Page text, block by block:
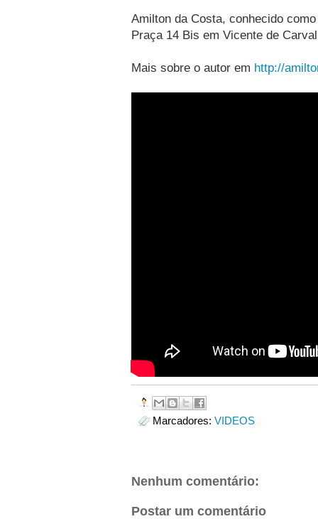
Amilton da Costa, conhecido
Praça 14 Bis em Vicente de
Mais sobre o autor em http://
Marcadores: VIDEOS
Nenhum comentário:
Postar um comentário